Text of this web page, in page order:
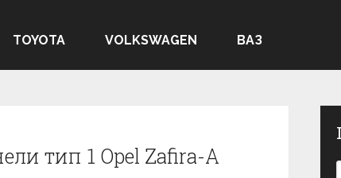
TOYOTA VOLKSWAGEN ВАЗ
тип 1 Opel Zafira-A